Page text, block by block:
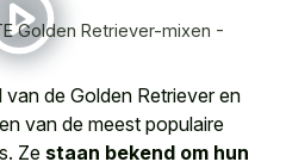
Golden Retriever-mixen -
de Golden Retriever en
van de meest populaire
Ze staan bekend om hun